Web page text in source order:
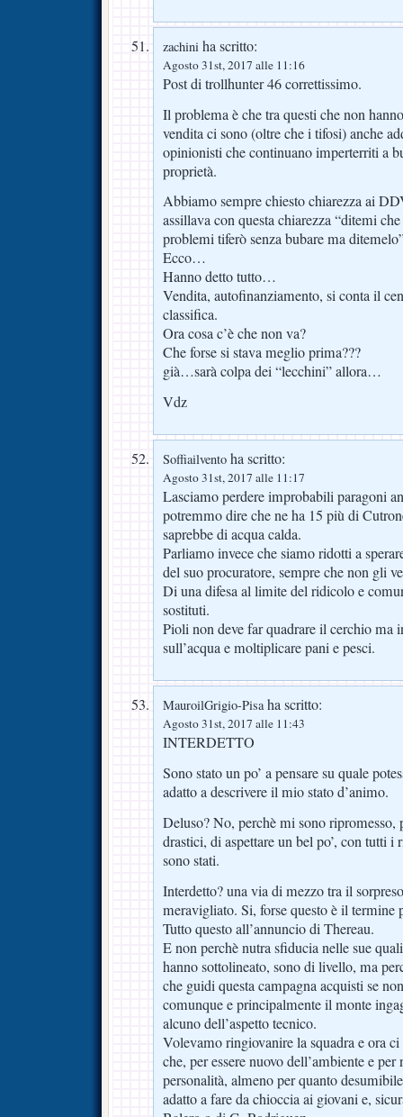
zachini ha scritto:
Agosto 31st, 2017 alle 11:16
Post di trollhunter 46 correttissimo.
Il problema è che tra questi che non
vendita ci sono (oltre che i tifosi) anche
opinionisti che continuano imperterriti a
proprietà.
Abbiamo sempre chiesto chiarezza ai
assillava con questa chiarezza “ditemi
problemi tiferò senza bubare ma
Ecco…
Hanno detto tutto…
Vendita, autofinanziamento, si conta il
classifica.
Ora cosa c’è che non va?
Che forse si stava meglio prima???
già…sarà colpa dei “lecchini” allora…
Vdz
Soffiailvento ha scritto:
Agosto 31st, 2017 alle 11:17
Lasciamo perdere improbabili paragoni
potremmo dire che ne ha 15 più di
saprebbe di acqua calda.
Parliamo invece che siamo ridotti a
del suo procuratore, sempre che non gli
Di una difesa al limite del ridicolo e
sostituti.
Pioli non deve far quadrare il cerchio ma
sull’acqua e moltiplicare pani e pesci.
MauroilGrigio-Pisaha scritto:
Agosto 31st, 2017 alle 11:43
INTERDETTO
Sono stato un po’ a pensare su quale
adatto a descrivere il mio stato d’animo.
Deluso? No, perchè mi sono
drastici, di aspettare un bel po’, con tutti
sono stati.
Interdetto? una via di mezzo tra il
meravigliato. Si, forse questo è il termine
Tutto questo all’annuncio di Thereau.
E non perchè nutra sfiducia nelle sue
hanno sottolineato, sono di livello, ma
che guidi questa campagna acquisti se
comunque e principalmente il monte
alcuno dell’aspetto tecnico.
Volevamo ringiovanire la squadra e ora
che, per essere nuovo dell’ambiente e per
personalità, almeno per quanto
adatto a fare da chioccia ai giovani e,